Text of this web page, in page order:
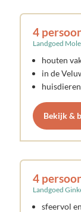
4
Landgoed
houten
in de
Bekijk &
4
Landgoed
sfeervol